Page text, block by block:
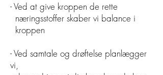
- Ved at give kroppen de rette
næringsstoffer skaber vi balance i
kroppen
- Ved samtale og drøftelse planlægger
vi,